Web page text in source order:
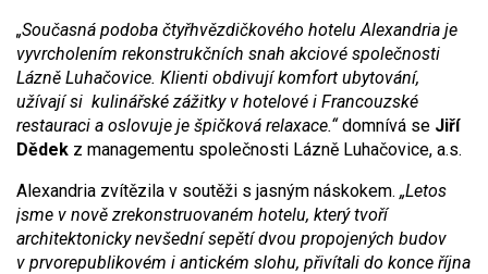
„Současná podoba čtyřhvězdičkového hotelu Alexandria je
vyvrcholením rekonstrukčních snah akciové společnosti
Lázně Luhačovice. Klienti obdivují komfort ubytování,
užívají si kulinářské zážitky v hotelové i Francouzské
restauraci a oslovuje je špičková relaxace.“domnívá se Jiří
Dědek z managementu společnosti Lázně Luhačovice, a.s.
Alexandria zvítězila v soutěži s jasným náskokem. „Letos
jsme v nově zrekonstruovaném hotelu, který tvoří
architektonicky nevšední sepětí dvou propojených budov
v prvorepublikovém i antickém slohu, přivítali do konce října